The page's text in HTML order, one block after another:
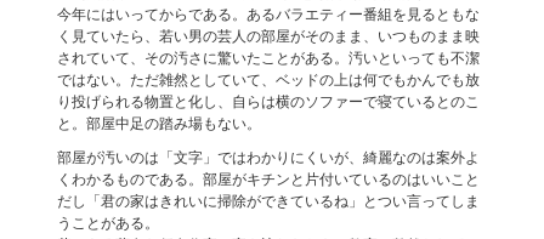
今年にはいってからである。あるバラエティー番組を見るともな
く見ていたら、若い男の芸人の部屋がそのまま、いつものまま映
されていて、その汚さに驚いたことがある。汚いといっても不潔
ではない。ただ雑然としていて、ベッドの上は何でもかんでも放
り投げられる物置と化し、自らは横のソファーで寝ているとのこ
と。部屋中足の踏み場もない。
部屋が汚いのは「文字」ではわかりにくいが、綺麗なのは案外よ
くわかるものである。部屋がキチンと片付いているのはいいこと
だし「君の家はきれいに掃除ができているね」とつい言ってしま
うことがある。